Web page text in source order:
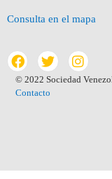
Consulta en el mapa
© 2022 Sociedad
Contacto